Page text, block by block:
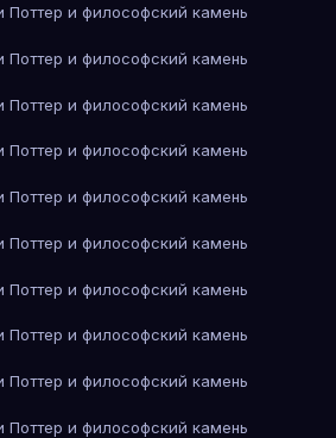
Поттер и философский камень
Поттер и философский камень
Поттер и философский камень
и философский камень
Поттер и философский камень
Поттер и философский камень
Поттер и философский камень
и философский камень
и философский камень
Поттер и философский камень